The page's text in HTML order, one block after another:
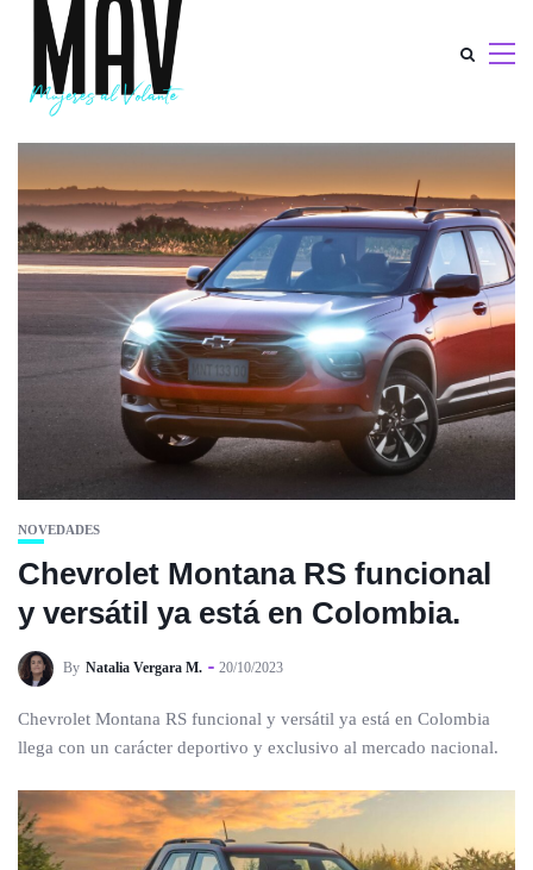
NOVEDADES
Chevrolet Montana RS funcional
y versátil ya está en Colombia.
By Natalia Vergara M. 20/10/2023
Chevrolet Montana RS funcional y versátil ya está en Colombia
llega con un carácter deportivo y exclusivo al mercado nacional.